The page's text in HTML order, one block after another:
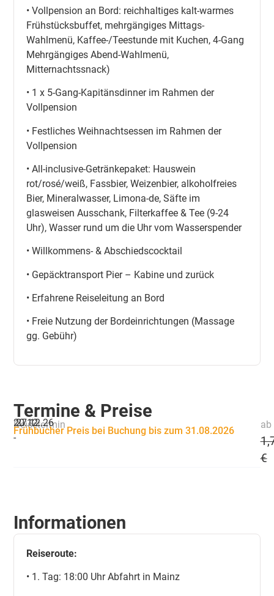
• Vollpension an Bord: reichhaltiges kalt-warmes
Frühstücksbuffet, mehrgängiges Mittags-
Wahlmenü, Kaffee-/Teestunde mit Kuchen, 4-Gang
Mehrgängiges Abend-Wahlmenü,
Mitternachtssnack)
• 1 x 5-Gang-Kapitänsdinner im Rahmen der
Vollpension
• Festliches Weihnachtsessen im Rahmen der
Vollpension
• All-inclusive-Getränkepaket: Hauswein
rot/rosé/weiß, Fassbier, Weizenbier, alkoholfreies
Bier, Mineralwasser, Limona-de, Säfte im
glasweisen Ausschank, Filterkaffee & Tee (9-24
Uhr), Wasser rund um die Uhr vom Wasserspender
• Willkommens- & Abschiedscocktail
• Gepäcktransport Pier – Kabine und zurück
• Erfahrene Reiseleitung an Bord
• Freie Nutzung der Bordeinrichtungen (Massage
gg. Gebühr)
Termine & Preise
Reisetermin
20.12.
-
27.12.26
Frühbucher Preis bei Buchung bis zum 31.08.2026
ab
€
Informationen
Reiseroute:
• 1. Tag: 18:00 Uhr Abfahrt in Mainz